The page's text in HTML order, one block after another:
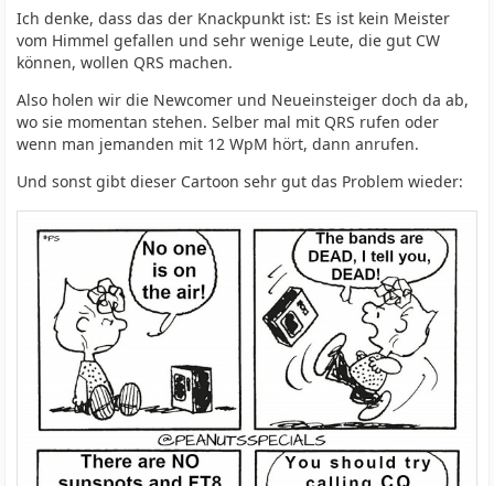
Ich denke, dass das der Knackpunkt ist: Es ist kein Meister
vom Himmel gefallen und sehr wenige Leute, die gut CW
können, wollen QRS machen.
Also holen wir die Newcomer und Neueinsteiger doch da ab,
wo sie momentan stehen. Selber mal mit QRS rufen oder
wenn man jemanden mit 12 WpM hört, dann anrufen.
Und sonst gibt dieser Cartoon sehr gut das Problem wieder: